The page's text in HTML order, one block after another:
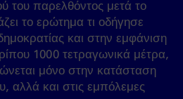
του παρελθόντος μετά το
το ερώτημα τι οδήγησε
και στην εμφάνιση
1000 τετραγωνικά μέτρα,
μόνο στην κατάσταση
αλλά και στις εμπόλεμες